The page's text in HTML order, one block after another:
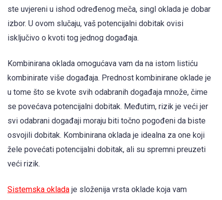
ste uvjereni u ishod određenog meča, singl oklada je dobar
izbor. U ovom slučaju, vaš potencijalni dobitak ovisi
isključivo o kvoti tog jednog događaja.
Kombinirana oklada omogućava vam da na istom listiću
kombinirate više događaja. Prednost kombinirane oklade je
u tome što se kvote svih odabranih događaja množe, čime
se povećava potencijalni dobitak. Međutim, rizik je veći jer
svi odabrani događaji moraju biti točno pogođeni da biste
osvojili dobitak. Kombinirana oklada je idealna za one koji
žele povećati potencijalni dobitak, ali su spremni preuzeti
veći rizik.
Sistemska oklada je složenija vrsta oklade koja vam